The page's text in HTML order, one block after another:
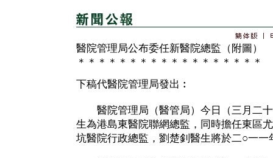
醫院管理局公布委任新醫院總監（附圖）
＊＊＊＊＊＊＊＊＊＊＊＊＊＊＊＊＊＊
下稿代醫院管理局發出︰
醫院管理局（醫管局）今日（三月二十
生為港島東醫院聯網總監，同時擔任東區
坑醫院行政總監，劉楚釗醫生將於二○一一